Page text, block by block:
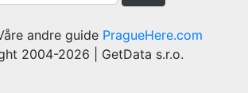
andre guide PragueHere.com
2004-2026 | GetData s.r.o.